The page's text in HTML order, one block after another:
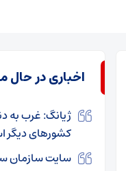
اخباری در
ژیانگ: غرب به
کشورهای دیگر
سایت سازمان